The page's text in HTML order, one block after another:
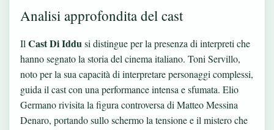
Analisi approfondita del cast
Il Cast Di Iddusi distingue per la presenza di interpreti che
hanno segnato la storia del cinema italiano. Toni Servillo,
noto per la sua capacità di interpretare personaggi complessi,
guida il cast con una performance intensa e sfumata. Elio
Germano rivisita la figura controversa di Matteo Messina
Denaro, portando sullo schermo la tensione e il mistero che